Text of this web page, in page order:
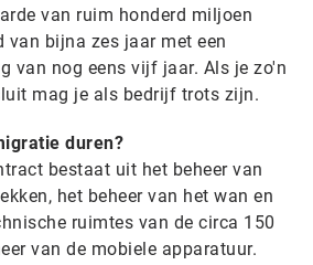
van ruim honderd miljoen
van bijna zes jaar met een
van nog eens vijf jaar. Als je zo'n
mag je als bedrijf trots zijn.
duren?
bestaat uit het beheer van
het beheer van het wan en
ruimtes van de circa 150
van de mobiele apparatuur.